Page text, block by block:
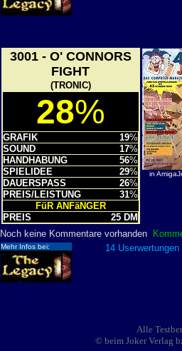
3001 - O' CONNORS
FIGHT
(TRONIC)
28%
GRAFIK 19%
SOUND
17%
HANDHABUNG
56%
SPIELIDEE
29%
DAUERSPASS
26%
PREIS/LEISTUNG
31%
FüR ANFäNGER
PREIS
25 DM
in
Noch keine Kommentare vorhanden
Mehr Infos bei: 14 Userwertungen
Alle
© beim Joker Verlag